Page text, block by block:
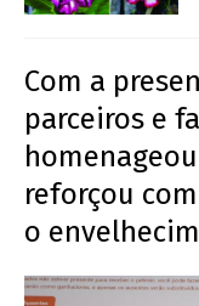
Com a
parceiros e
reforçou
o